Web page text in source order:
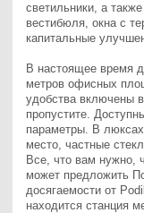
светильники, а
вестибюля, окна с
капитальные
В настоящее время
метров офисных
удобства включены
пропустите.
параметры. В
место, частные
Все, что вам нужно,
может предложить
досягаемости от
находится станция